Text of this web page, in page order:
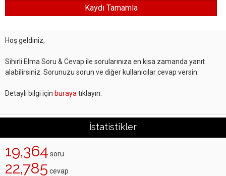
Hoş geldiniz,
Sihirli Elma Soru & Cevap ile sorularınıza en kısa zamanda yanıt
alabilirsiniz. Sorunuzu sorun ve diğer kullanıcılar cevap versin.
Detaylı bilgi için buraya tıklayın.
İstatistikler
19,364 soru
22,785 cevap